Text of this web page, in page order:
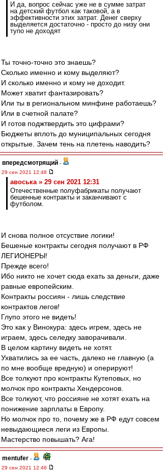
И да, вопрос сейчас уже не в сумме затрат
на детский футбол как таковой, а в
эффективности этих затрат. Денег сверху
выделяется достаточно - просто до низу они
тупо не доходят
Ты точно-точно это знаешь?
Сколько именно и кому выделяют?
И сколько именно и кому не доходит.
Может хватит фантазировать?
Или ты в региональном минфине работаешь?
Или в счетной палате?
И готов поджтвердить это цифрами?
Бюджеты вплоть до муниципальных сегодня
открытые. Зачем тень на плетень наводить?
впередсмотрящий -
29 сен 2021 12:48
авоська » 29 сен 2021 12:31
Отечественные полуфабрикаты получают
бешенные контракты и заканчивают с
футболом.
И снова полное отсуствие логики!
Бешеные контракты сегодня получают в РФ
ЛЕГИОНЕРЫ!
Прежде всего!
Ибо никто не хочет сюда ехать за деньги, даже
равные европейским.
Контракты россиян - лишь следствие
контрактов легов!
Глупо этого не видеть!
Это как у Винокура: здесь игрем, здесь не
играем, здесь селедку заворачивали.
В целом картину видеть не хотят.
Ухватились за ее часть, далеко не главную (а
по мне вообще вредную) и оперируют!
Все толкуют про контракты Кутеповых, но
молчок про контракты Хендерсонов.
Все толкуют, что россияне не хотят ехать на
понижение зарплаты в Европу.
Но молчок про то, почему же в РФ едут совсем
невыдающиеся леги из Европы.
Мастерство повышать? Ага!
mentufer -
29 сен 2021 12:46